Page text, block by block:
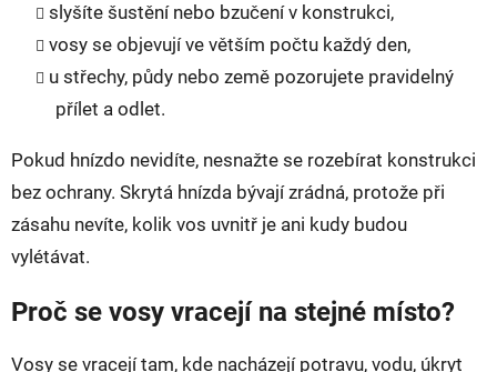
slyšíte šustění nebo bzučení v konstrukci,
vosy se objevují ve větším počtu každý den,
u střechy, půdy nebo země pozorujete pravidelný
přílet a odlet.
Pokud hnízdo nevidíte, nesnažte se rozebírat konstrukci
bez ochrany. Skrytá hnízda bývají zrádná, protože při
zásahu nevíte, kolik vos uvnitř je ani kudy budou
vylétávat.
Proč se vosy vracejí na stejné místo?
Vosy se vracejí tam, kde nacházejí potravu, vodu, úkryt